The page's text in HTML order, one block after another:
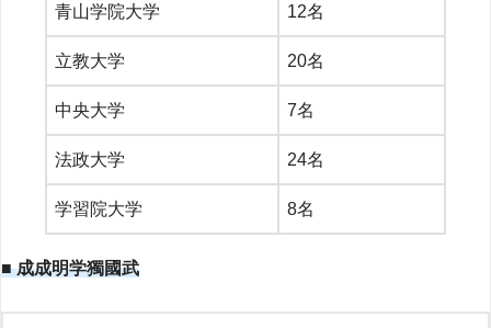
青山学院大学 12名
立教大学 20名
中央大学 7名
法政大学 24名
学習院大学 8名
■ 成成明学獨國武